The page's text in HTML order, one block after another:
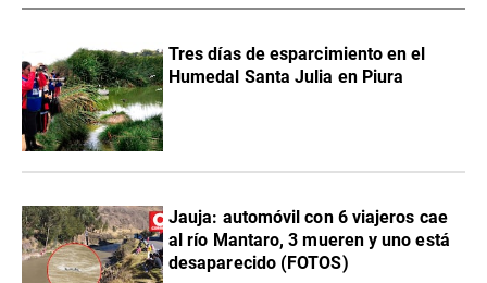
Tres días de esparcimiento en el
Humedal Santa Julia en Piura
Jauja: automóvil con 6 viajeros cae
al río Mantaro, 3 mueren y uno está
desaparecido (FOTOS)